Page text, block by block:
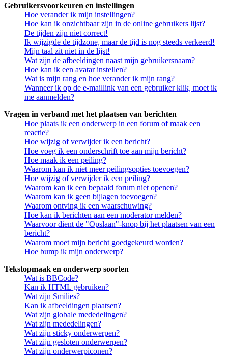
Gebruikersvoorkeuren en instellingen
Hoe verander ik mijn instellingen?
Hoe kan ik onzichtbaar zijn in de online gebruikers lijst?
De tijden zijn niet correct!
Ik wijzigde de tijdzone, maar de tijd is nog steeds verkeerd!
Mijn taal zit niet in de lijst!
Wat zijn de afbeeldingen naast mijn gebruikersnaam?
Hoe kan ik een avatar instellen?
Wat is mijn rang en hoe verander ik mijn rang?
Wanneer ik op de e-maillink van een gebruiker klik, moet ik
me aanmelden?
Vragen in verband met het plaatsen van berichten
Hoe plaats ik een onderwerp in een forum of maak een
reactie?
Hoe wijzig of verwijder ik een bericht?
Hoe voeg ik een onderschrift toe aan mijn bericht?
Hoe maak ik een peiling?
Waarom kan ik niet meer peilingsopties toevoegen?
Hoe wijzig of verwijder ik een peiling?
Waarom kan ik een bepaald forum niet openen?
Waarom kan ik geen bijlagen toevoegen?
Waarom ontving ik een waarschuwing?
Hoe kan ik berichten aan een moderator melden?
Waarvoor dient de "Opslaan"-knop bij het plaatsen van een
bericht?
Waarom moet mijn bericht goedgekeurd worden?
Hoe bump ik mijn onderwerp?
Tekstopmaak en onderwerp soorten
Wat is BBCode?
Kan ik HTML gebruiken?
Wat zijn Smilies?
Kan ik afbeeldingen plaatsen?
Wat zijn globale mededelingen?
Wat zijn mededelingen?
Wat zijn sticky onderwerpen?
Wat zijn gesloten onderwerpen?
Wat zijn onderwerpiconen?